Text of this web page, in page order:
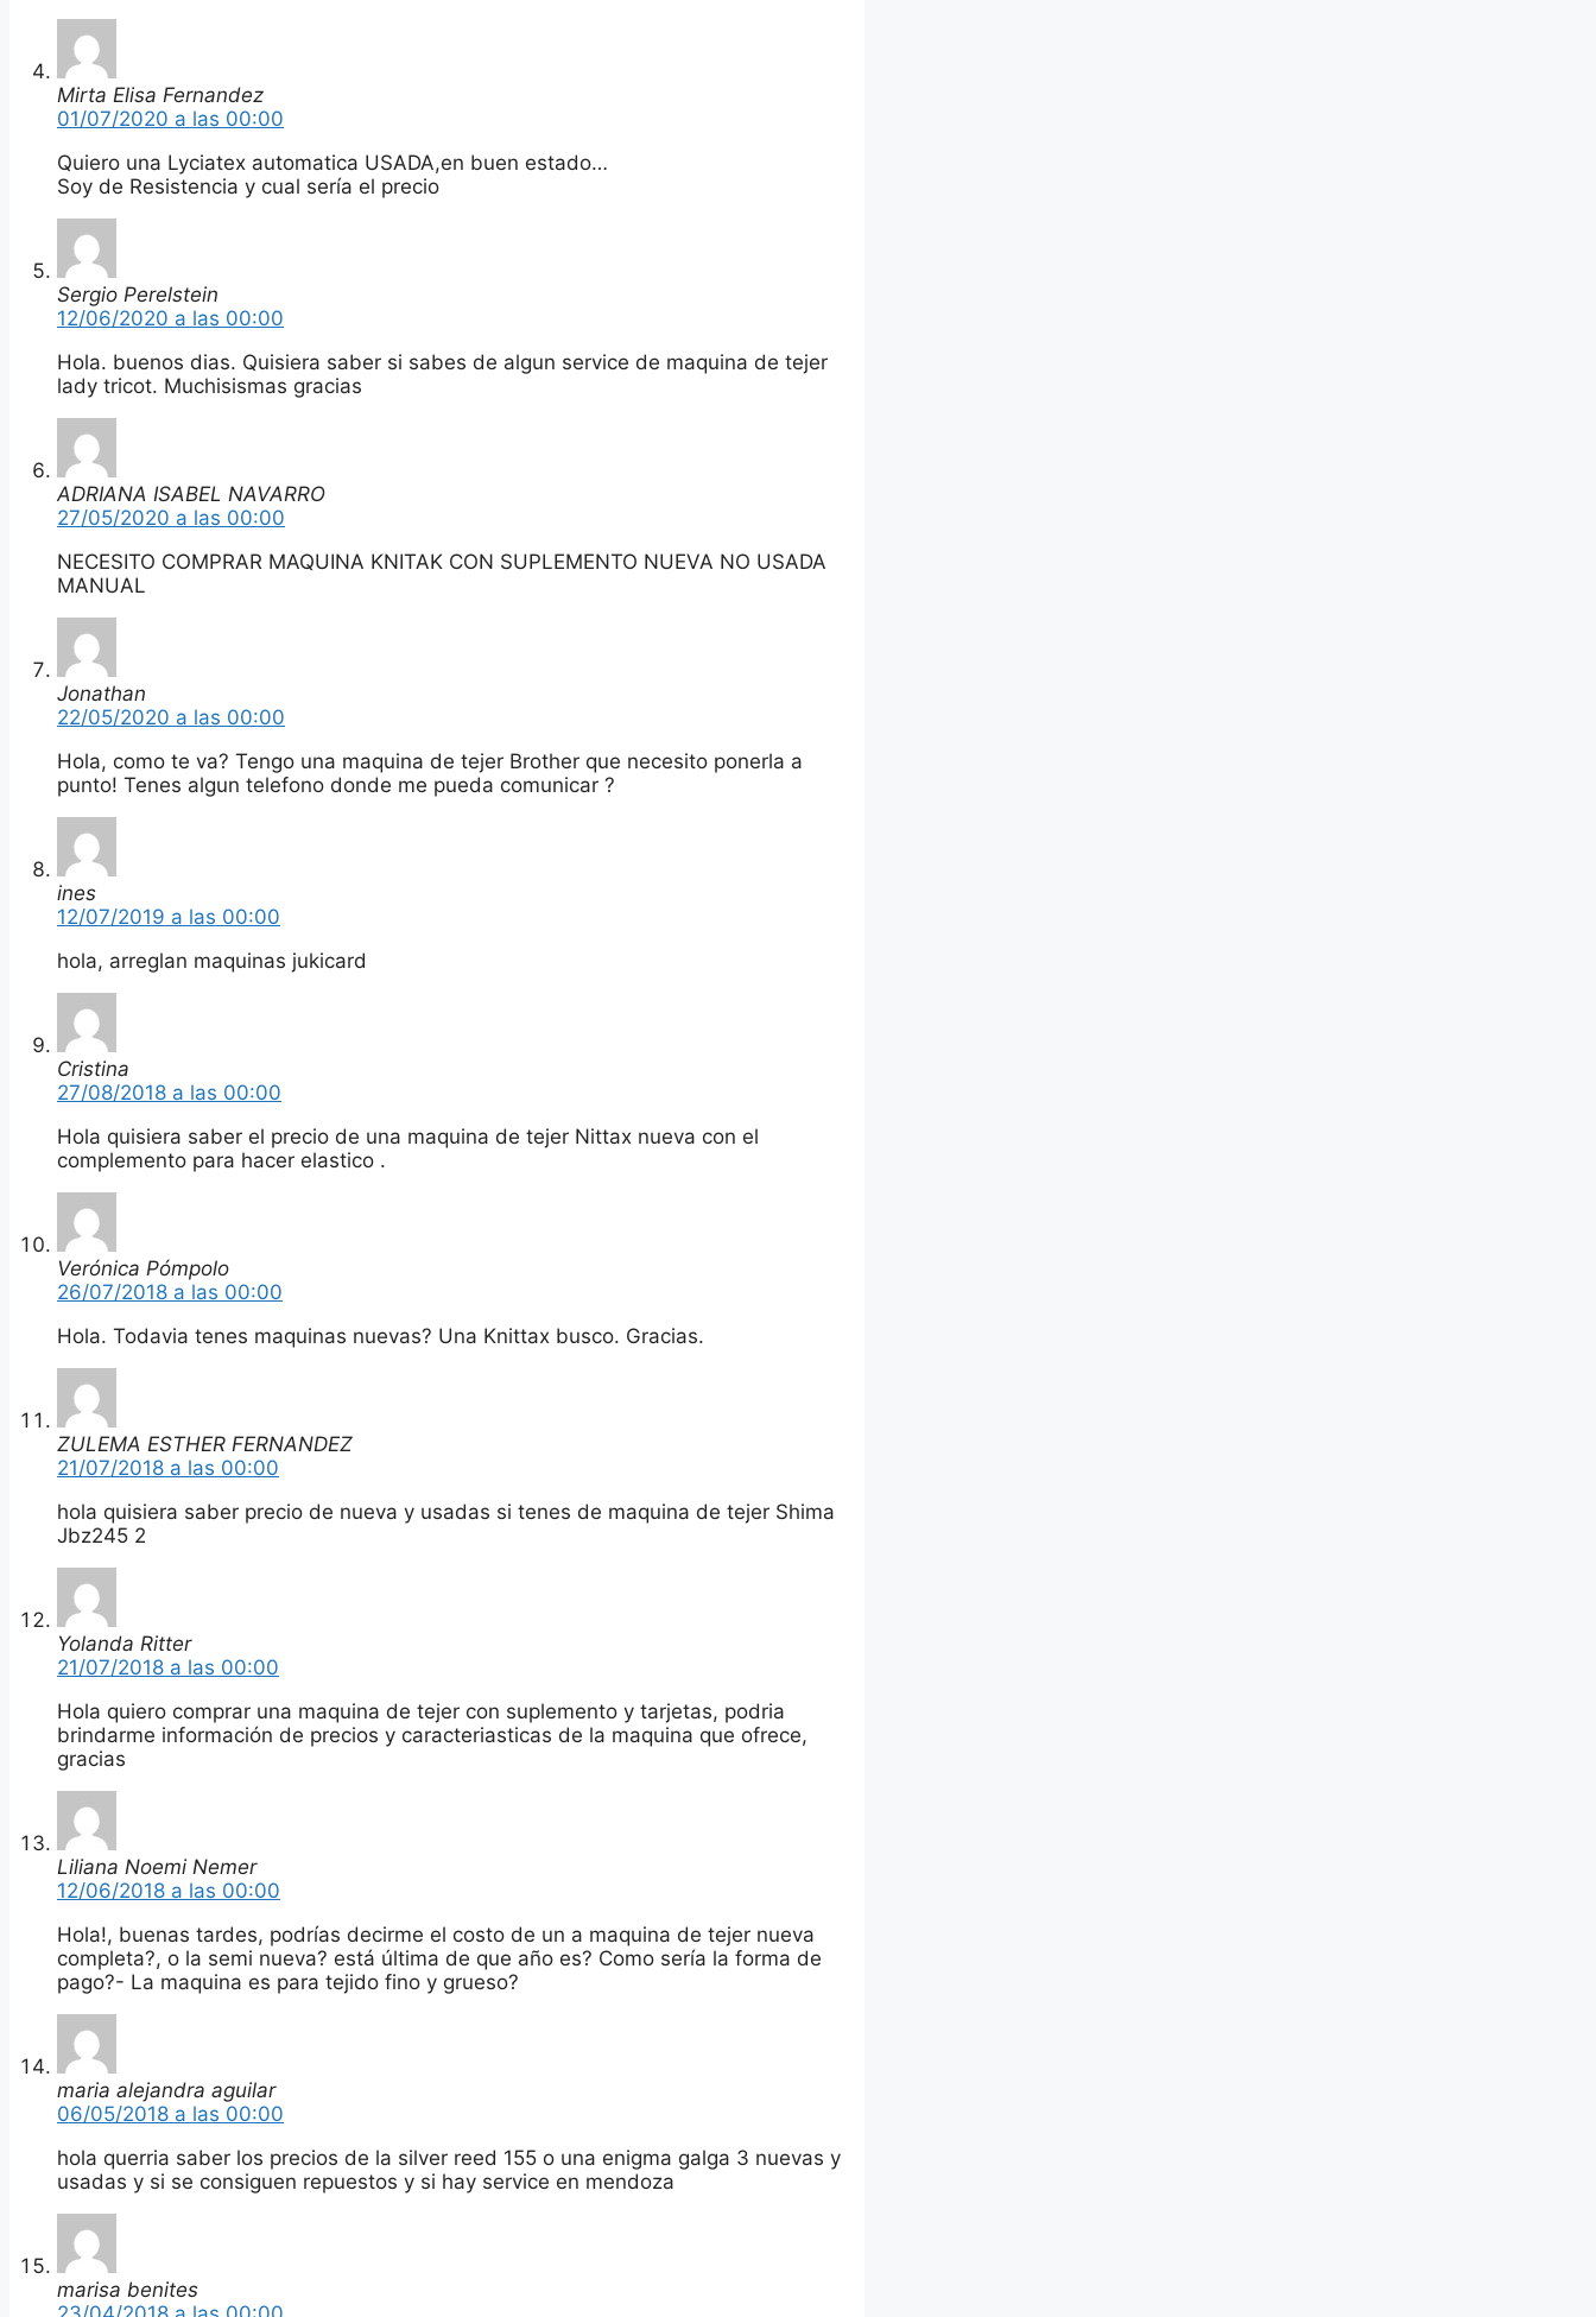
Mirta Elisa Fernandez
01/07/2020 a las 00:00
Quiero una Lyciatex automatica USADA,en buen estado…
Soy de Resistencia y cual sería el precio
Sergio Perelstein
12/06/2020 a las 00:00
Hola. buenos dias. Quisiera saber si sabes de algun service de maquina de tejer
lady tricot. Muchisismas gracias
ADRIANA ISABEL NAVARRO
27/05/2020 a las 00:00
NECESITO COMPRAR MAQUINA KNITAK CON SUPLEMENTO NUEVA NO USADA
MANUAL
Jonathan
22/05/2020 a las 00:00
Hola, como te va? Tengo una maquina de tejer Brother que necesito ponerla a
punto! Tenes algun telefono donde me pueda comunicar ?
ines
12/07/2019 a las 00:00
hola, arreglan maquinas jukicard
Cristina
27/08/2018 a las 00:00
Hola quisiera saber el precio de una maquina de tejer Nittax nueva con el
complemento para hacer elastico .
Verónica Pómpolo
26/07/2018 a las 00:00
Hola. Todavia tenes maquinas nuevas? Una Knittax busco. Gracias.
ZULEMA ESTHER FERNANDEZ
21/07/2018 a las 00:00
hola quisiera saber precio de nueva y usadas si tenes de maquina de tejer Shima
Jbz245 2
Yolanda Ritter
21/07/2018 a las 00:00
Hola quiero comprar una maquina de tejer con suplemento y tarjetas, podria
brindarme información de precios y caracteriasticas de la maquina que ofrece,
gracias
Liliana Noemi Nemer
12/06/2018 a las 00:00
Hola!, buenas tardes, podrías decirme el costo de un a maquina de tejer nueva
completa?, o la semi nueva? está última de que año es? Como sería la forma de
pago?- La maquina es para tejido fino y grueso?
maria alejandra aguilar
06/05/2018 a las 00:00
hola querria saber los precios de la silver reed 155 o una enigma galga 3 nuevas y
usadas y si se consiguen repuestos y si hay service en mendoza
marisa benites